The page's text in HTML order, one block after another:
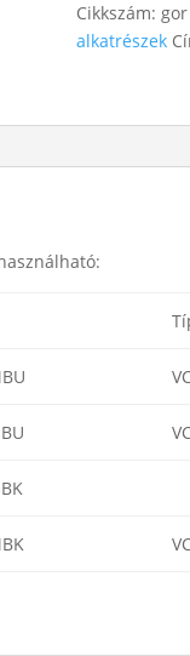
Cikkszám:gor
alkatrészek